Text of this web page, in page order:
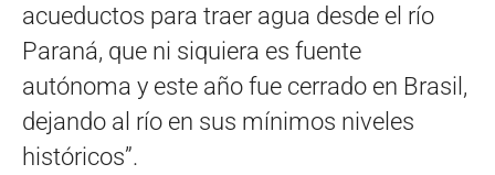
acueductos para traer agua desde el río
Paraná, que ni siquiera es fuente
autónoma y este año fue cerrado en Brasil,
dejando al río en sus mínimos niveles
históricos”.